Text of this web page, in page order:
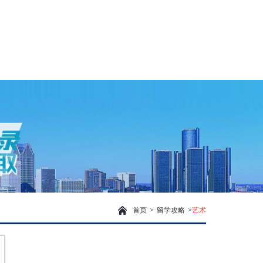
首页 > 留学攻略 >艺术